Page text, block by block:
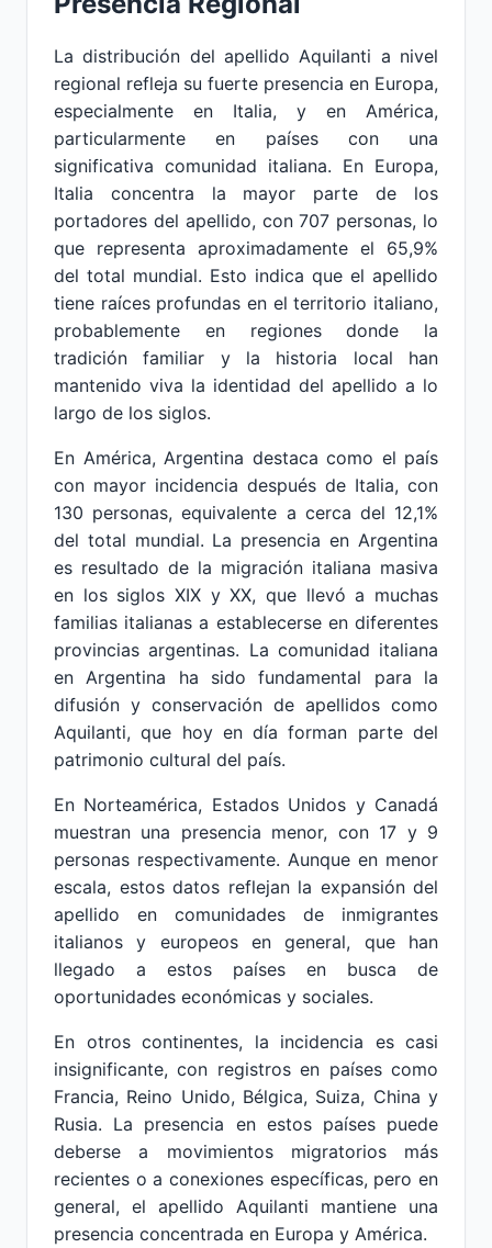
La distribución del apellido Aquilanti a nivel
regional refleja su fuerte presencia en Europa,
especialmente en Italia, y en América,
particularmente en países con una
significativa comunidad italiana. En Europa,
Italia concentra la mayor parte de los
portadores del apellido, con 707 personas, lo
que representa aproximadamente el 65,9%
del total mundial. Esto indica que el apellido
tiene raíces profundas en el territorio italiano,
probablemente en regiones donde la
tradición familiar y la historia local han
mantenido viva la identidad del apellido a lo
largo de los siglos.
En América, Argentina destaca como el país
con mayor incidencia después de Italia, con
130 personas, equivalente a cerca del 12,1%
del total mundial. La presencia en Argentina
es resultado de la migración italiana masiva
en los siglos XIX y XX, que llevó a muchas
familias italianas a establecerse en diferentes
provincias argentinas. La comunidad italiana
en Argentina ha sido fundamental para la
difusión y conservación de apellidos como
Aquilanti, que hoy en día forman parte del
patrimonio cultural del país.
En Norteamérica, Estados Unidos y Canadá
muestran una presencia menor, con 17 y 9
personas respectivamente. Aunque en menor
escala, estos datos reflejan la expansión del
apellido en comunidades de inmigrantes
italianos y europeos en general, que han
llegado a estos países en busca de
oportunidades económicas y sociales.
En otros continentes, la incidencia es casi
insignificante, con registros en países como
Francia, Reino Unido, Bélgica, Suiza, China y
Rusia. La presencia en estos países puede
deberse a movimientos migratorios más
recientes o a conexiones específicas, pero en
general, el apellido Aquilanti mantiene una
presencia concentrada en Europa y América.